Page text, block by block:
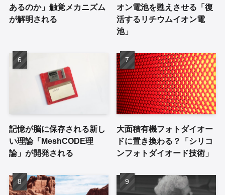
あるのか」触覚メカニズム
が解明される
オン電池を甦えさせる「復
活するリチウムイオン電
池」
記憶が脳に保存される新し
い理論「MeshCODE理
論」が開発される
大面積有機フォトダイオー
ドに置き換わる？「シリコ
ンフォトダイオード技術」